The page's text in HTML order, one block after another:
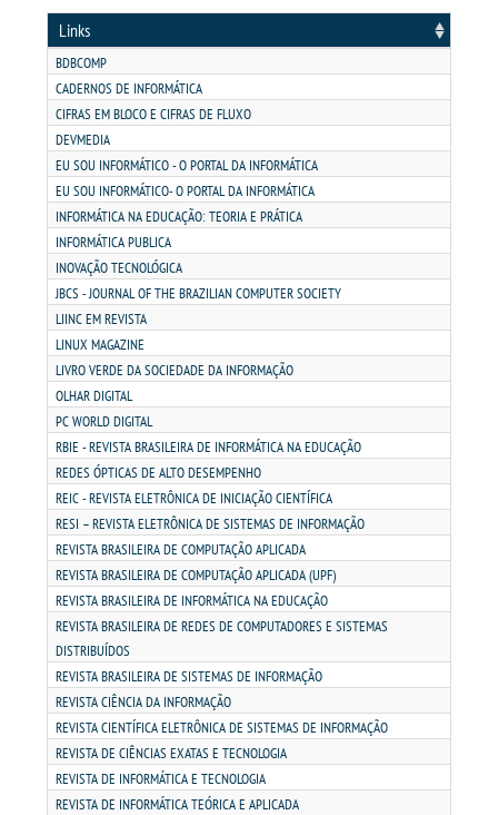
MATRÍCULA
EDITAL
PUBLICAÇÕES
DESTAQUES
REVISTA REAC
UNIESP NEWS
LOGIN
WEBMAIL
PORTAL DE ALUNOS
PORTAL DE PROFESSORES/ACADÊMICO
UNIESP
CONTATO
IMPRENSA
Links
BDBCOMP
CADERNOS DE INFORMÁTICA
CIFRAS EM BLOCO E CIFRAS DE FLUXO
DEVMEDIA
EU SOU INFORMÁTICO - O PORTAL DA INFORMÁTICA
EU SOU INFORMÁTICO- O PORTAL DA INFORMÁTICA
INFORMÁTICA NA EDUCAÇÃO: TEORIA E PRÁTICA
INFORMÁTICA PUBLICA
INOVAÇÃO TECNOLÓGICA
JBCS - JOURNAL OF THE BRAZILIAN COMPUTER SOCIETY
LIINC EM REVISTA
LINUX MAGAZINE
LIVRO VERDE DA SOCIEDADE DA INFORMAÇÃO
OLHAR DIGITAL
PC WORLD DIGITAL
RBIE - REVISTA BRASILEIRA DE INFORMÁTICA NA EDUCAÇÃO
REDES ÓPTICAS DE ALTO DESEMPENHO
REIC - REVISTA ELETRÔNICA DE INICIAÇÃO CIENTÍFICA
RESI – REVISTA ELETRÔNICA DE SISTEMAS DE INFORMAÇÃO
REVISTA BRASILEIRA DE COMPUTAÇÃO APLICADA
REVISTA BRASILEIRA DE COMPUTAÇÃO APLICADA (UPF)
REVISTA BRASILEIRA DE INFORMÁTICA NA EDUCAÇÃO
REVISTA BRASILEIRA DE REDES DE COMPUTADORES E SISTEMAS
DISTRIBUÍDOS
REVISTA BRASILEIRA DE SISTEMAS DE INFORMAÇÃO
REVISTA CIÊNCIA DA INFORMAÇÃO
REVISTA CIENTÍFICA ELETRÔNICA DE SISTEMAS DE INFORMAÇÃO
REVISTA DE CIÊNCIAS EXATAS E TECNOLOGIA
REVISTA DE INFORMÁTICA E TECNOLOGIA
REVISTA DE INFORMÁTICA TEÓRICA E APLICADA